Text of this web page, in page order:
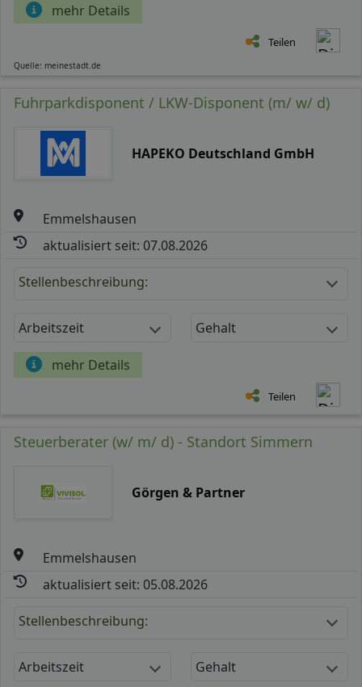
mehr Details
Teilen
Quelle: meinestadt.de
Fuhrparkdisponent / LKW-Disponent (m/ w/ d)
HAPEKO Deutschland GmbH
Emmelshausen
aktualisiert seit: 07.08.2026
Stellenbeschreibung:
Arbeitszeit Gehalt
mehr Details
Teilen
Steuerberater (w/ m/ d) - Standort Simmern
Görgen & Partner
Emmelshausen
aktualisiert seit: 05.08.2026
Stellenbeschreibung:
Arbeitszeit Gehalt